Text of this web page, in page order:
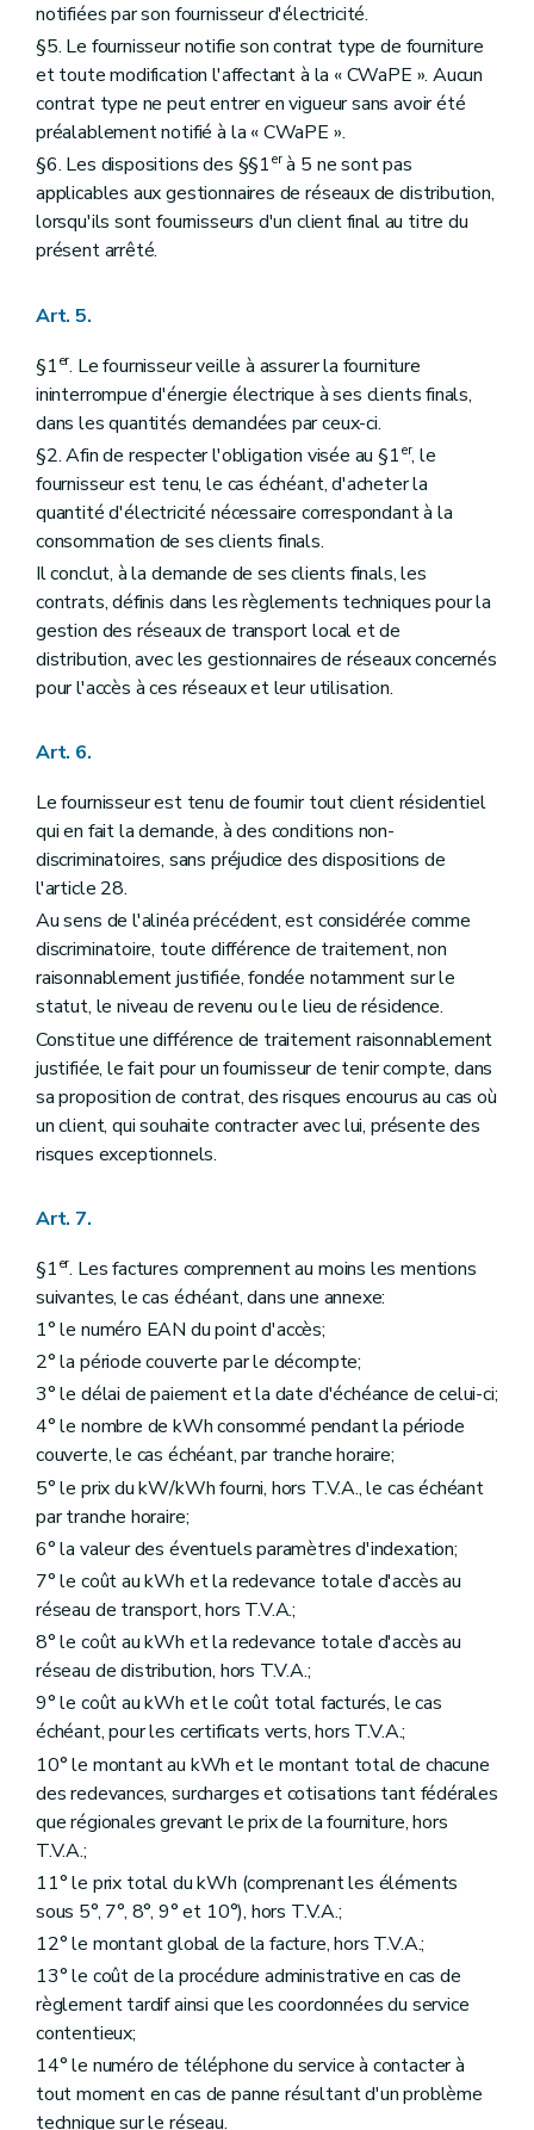
notifiées par son fournisseur d'électricité.
§5. Le fournisseur notifie son contrat type de fourniture
et toute modification l'affectant à la « CWaPE ». Aucun
contrat type ne peut entrer en vigueur sans avoir été
préalablement notifié à la « CWaPE ».
§6. Les dispositions des §§1erà 5 ne sont pas
applicables aux gestionnaires de réseaux de distribution,
lorsqu'ils sont fournisseurs d'un client final au titre du
présent arrêté.
Art. 5.
§1er. Le fournisseur veille à assurer la fourniture
ininterrompue d'énergie électrique à ses clients finals,
dans les quantités demandées par ceux-ci.
§2. Afin de respecter l'obligation visée au §1er, le
fournisseur est tenu, le cas échéant, d'acheter la
quantité d'électricité nécessaire correspondant à la
consommation de ses clients finals.
Il conclut, à la demande de ses clients finals, les
contrats, définis dans les règlements techniques pour la
gestion des réseaux de transport local et de
distribution, avec les gestionnaires de réseaux concernés
pour l'accès à ces réseaux et leur utilisation.
Art. 6.
Le fournisseur est tenu de fournir tout client résidentiel
qui en fait la demande, à des conditions non-
discriminatoires, sans préjudice des dispositions de
l'article 28.
Au sens de l'alinéa précédent, est considérée comme
discriminatoire, toute différence de traitement, non
raisonnablement justifiée, fondée notamment sur le
statut, le niveau de revenu ou le lieu de résidence.
Constitue une différence de traitement raisonnablement
justifiée, le fait pour un fournisseur de tenir compte, dans
sa proposition de contrat, des risques encourus au cas où
un client, qui souhaite contracter avec lui, présente des
risques exceptionnels.
Art. 7.
§1er. Les factures comprennent au moins les mentions
suivantes, le cas échéant, dans une annexe:
1° le numéro EAN du point d'accès;
2° la période couverte par le décompte;
3° le délai de paiement et la date d'échéance de celui-ci;
4° le nombre de kWh consommé pendant la période
couverte, le cas échéant, par tranche horaire;
5° le prix du kW/kWh fourni, hors T.V.A., le cas échéant
par tranche horaire;
6° la valeur des éventuels paramètres d'indexation;
7° le coût au kWh et la redevance totale d'accès au
réseau de transport, hors T.V.A.;
8° le coût au kWh et la redevance totale d'accès au
réseau de distribution, hors T.V.A.;
9° le coût au kWh et le coût total facturés, le cas
échéant, pour les certificats verts, hors T.V.A.;
10° le montant au kWh et le montant total de chacune
des redevances, surcharges et cotisations tant fédérales
que régionales grevant le prix de la fourniture, hors
T.V.A.;
11° le prix total du kWh (comprenant les éléments
sous 5°, 7°, 8°, 9° et 10°), hors T.V.A.;
12° le montant global de la facture, hors T.V.A.;
13° le coût de la procédure administrative en cas de
règlement tardif ainsi que les coordonnées du service
contentieux;
14° le numéro de téléphone du service à contacter à
tout moment en cas de panne résultant d'un problème
technique sur le réseau.